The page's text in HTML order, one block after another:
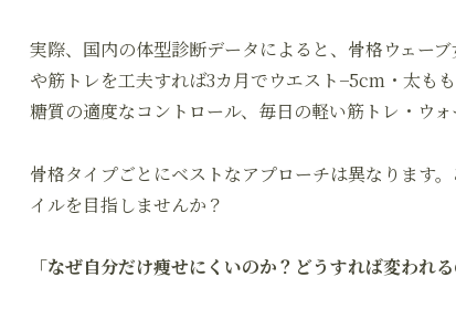
実際、国内の体型診断データによると、骨格ウェー
や筋トレを工夫すれば3カ月でウエスト−5cm・太も
糖質の適度なコントロール、毎日の軽い筋トレ・ウ
骨格タイプごとにベストなアプローチは異なります
イルを目指しませんか？
「なぜ自分だけ痩せにくいのか？どうすれば変われる